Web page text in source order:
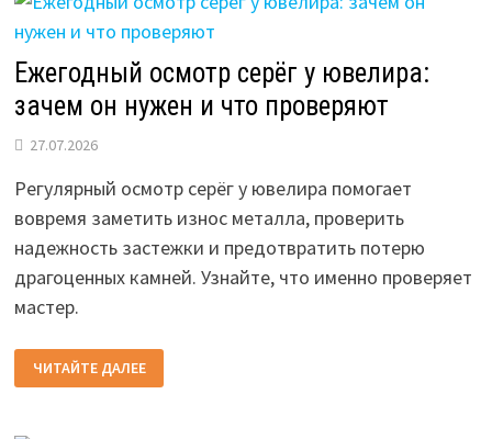
Ежегодный осмотр серёг у ювелира:
зачем он нужен и что проверяют
27.07.2026
Регулярный осмотр серёг у ювелира помогает
вовремя заметить износ металла, проверить
надежность застежки и предотвратить потерю
драгоценных камней. Узнайте, что именно проверяет
мастер.
ЕЖЕГОДНЫЙ
ОСМОТР
СЕРЁГ
ЧИТАЙТЕ ДАЛЕЕ